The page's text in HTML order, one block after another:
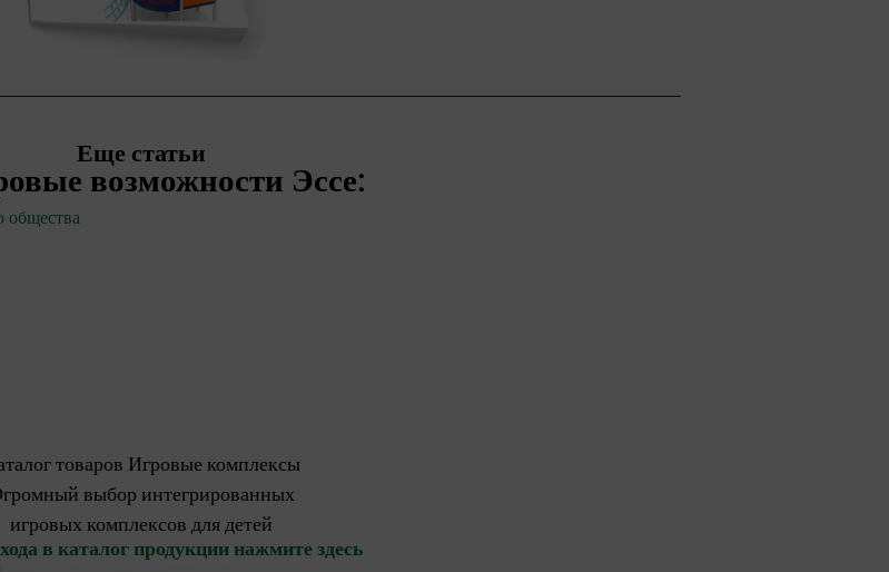
Еще статьи
возможности Эссе:
общества
товаров Игровые комплексы
выбор интегрированных
игровых комплексов для детей
в каталог продукции нажмите здесь